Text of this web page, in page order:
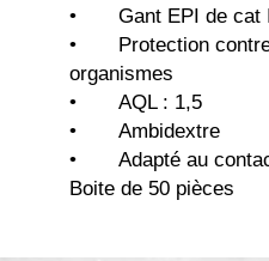
• Gant EPI de cat
• Protection contre
organismes
• AQL : 1,5
• Ambidextre
• Adapté au
Boite de 50 pièces